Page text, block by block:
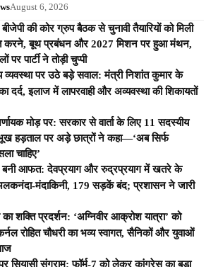
August 6, 2026
की कोर ग्रुप बैठक से चुनावी तैयारियों को मिली
करने, बूथ प्रबंधन और 2027 मिशन पर हुआ मंथन,
पार्टी ने तोड़ी चुप्पी
पर उठे बड़े सवाल: मंत्री निशांत कुमार के
दर्द, इलाज में लापरवाही और अव्यवस्था की शिकायतों
मोड़ पर: सरकार से वार्ता के लिए 11 सदस्यीय
हड़ताल पर अड़े छात्रों ने कहा—‘अब सिर्फ
चाहिए’
बनी आफत: देवप्रयाग और रुद्रप्रयाग में खतरे के
मंदाकिनी, 179 सड़कें बंद; प्रशासन ने जारी
शक्ति प्रदर्शन: ‘अग्निवीर आक्रोश यात्रा’ को
रोहित चौधरी का भव्य स्वागत, सैनिकों और युवाओं
सियासी संग्राम: फॉर्म-7 को लेकर कांग्रेस का बड़ा